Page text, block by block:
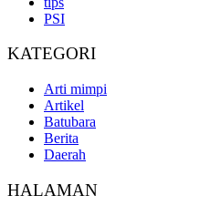
PSI
KATEGORI
Arti mimpi
Artikel
Batubara
Berita
Daerah
HALAMAN